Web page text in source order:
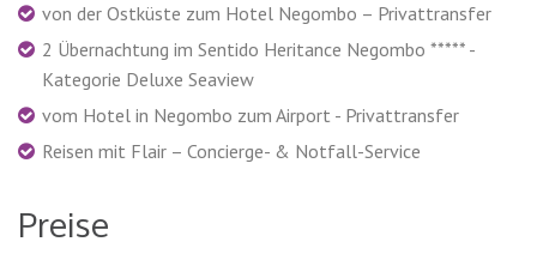
von der Ostküste zum Hotel Negombo – Privattransfer
2 Übernachtung im Sentido Heritance Negombo ***** -
Kategorie Deluxe Seaview
vom Hotel in Negombo zum Airport - Privattransfer
Reisen mit Flair – Concierge- & Notfall-Service
Preise